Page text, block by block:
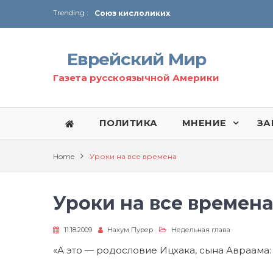
Trending :
Соглашение США с Ираном
Технология Революции в Иране
От Ирана до Ливана и Газы
Еврейский Мир
Газета русскоязычной Америки
ПОЛИТИКА МНЕНИЕ
Home Уроки на все времена
Уроки на все времена
11.18.2009 Нахум Пурер Недельная глава
«А это — родословие Ицхака, сына